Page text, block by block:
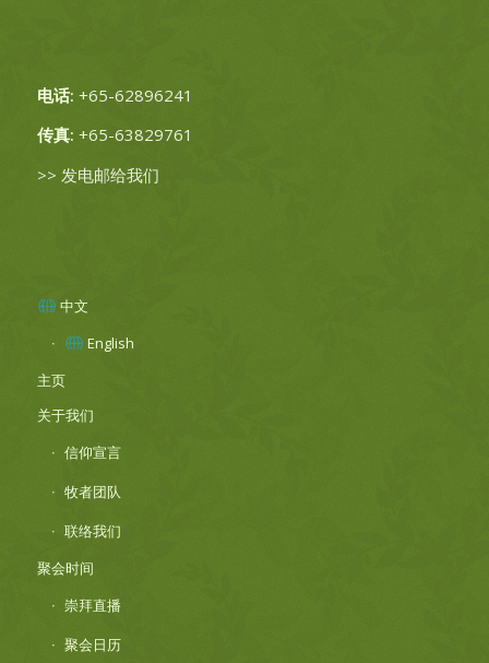
电话: +65-62896241
传真: +65-63829761
>> 发电邮给我们
中文
English
主页
关于我们
信仰宣言
牧者团队
联络我们
聚会时间
崇拜直播
聚会日历